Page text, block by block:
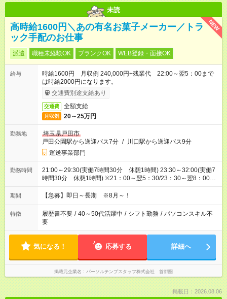
未読
NEW
高時給1600円＼あの有名お菓子メーカー／トラ
ック手配のお仕事
派遣 職種未経験OK ブランクOK WEB登録・面接OK
給与
時給1600円 月収例 240,000円+残業代 22:00～翌5：00まで
は時給2000円になります。
交通費別途支給あり
交通費 全額支給
月収例 20～25万円
勤務地
埼玉県戸田市
戸田公園駅から送迎バス7分 / 川口駅から送迎バス9分
運送事業部門
勤務時間
21:00～29:30(実働7時間30分 休憩1時間) 23:30～32:00(実働7
時間30分 休憩1時間) ※21：00～翌5：30/23：30～翌8：00の
時間シフト
期間 【急募】即日～長期 ※8月～！
特徴 履歴書不要 / 40～50代活躍中 / シフト勤務 / パソコンスキル不
要
気になる！ 応募する 詳細へ
掲載元企業名 パーソルテンプスタッフ株式会社 首都圏
掲載日：2026.08.06